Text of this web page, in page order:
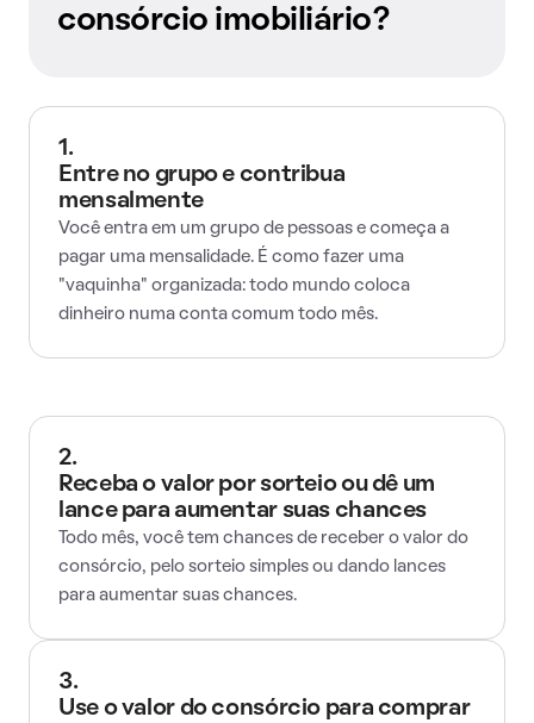
consórcio imobiliário?
1.
Entre no grupo e contribua
mensalmente
Você entra em um grupo de pessoas e começa a
pagar uma mensalidade. É como fazer uma
"vaquinha" organizada: todo mundo coloca
dinheiro numa conta comum todo mês.
2.
Receba o valor por sorteio ou dê um
lance para aumentar suas chances
Todo mês, você tem chances de receber o valor do
consórcio, pelo sorteio simples ou dando lances
para aumentar suas chances.
3.
Use o valor do consórcio para comprar